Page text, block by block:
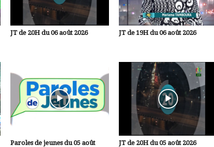
JT de 20H du 06 août 2026 JT de 19H du 06 août 2026
Paroles de jeunes du 05 août
JT de 20H du 05 août 2026